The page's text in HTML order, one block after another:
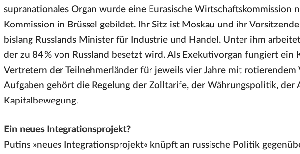
supranationales Organ wurde eine Eurasische Wirtschaftskommission
Kommission in Brüssel gebildet. Ihr Sitz ist Moskau und ihr
bislang Russlands Minister für Industrie und Handel. Unter ihm
der zu 84 % von Russland besetzt wird. Als Exekutivorgan fungiert ein
Vertretern der Teilnehmerländer für jeweils vier Jahre mit rotierendem
Aufgaben gehört die Regelung der Zolltarife, der Währungspolitik, der
Kapitalbewegung.
Ein neues Integrationsprojekt?
Putins »neues Integrationsprojekt« knüpft an russische Politik